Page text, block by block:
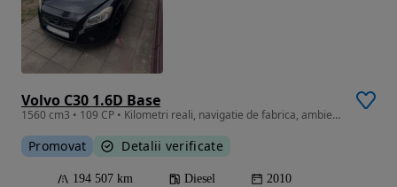
Volvo C30 1.6D Base
1560 cm3 • 109 CP • Kilometri reali, navigatie de fabrica, ambientale
Promovat Detalii verificate
194 507 km Diesel 2010